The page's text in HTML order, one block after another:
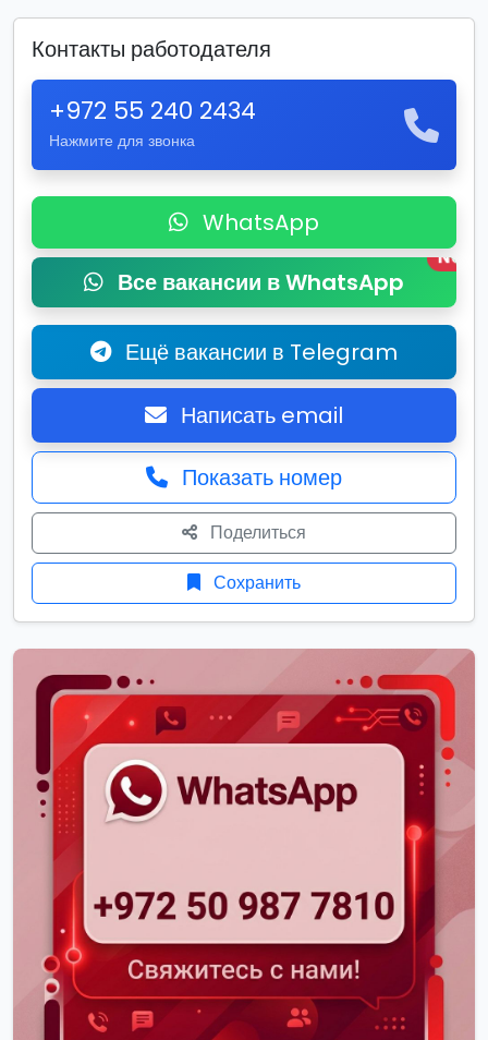
Контакты работодателя
+972 55 240 2434
Нажмите для звонка
WhatsApp
Все вакансии в WhatsApp
New
Ещё вакансии в Telegram
Написать email
Показать номер
Поделиться
Сохранить